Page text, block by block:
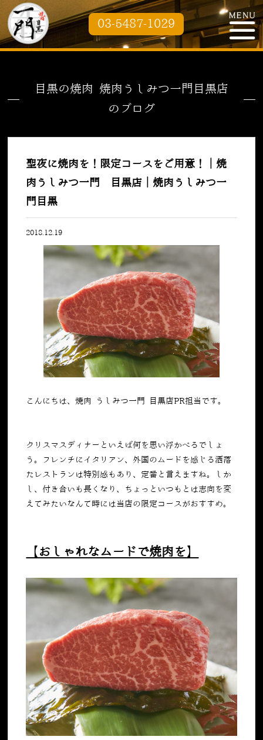
03-5487-1029
目黒の焼肉 焼肉うしみつ一門目黒店
のブログ
聖夜に焼肉を！限定コースをご用意！｜焼
肉うしみつ一門 目黒店｜焼肉うしみつ一
門目黒
2018.12.19
こんにちは、焼肉 うしみつ一門 目黒店PR担当です。
クリスマスディナーといえば何を思い浮かべるでしょ
う。フレンチにイタリアン、外国のムードを感じる洒落
たレストランは特別感もあり、定番と言えますね。しか
し、付き合いも長くなり、ちょっといつもとは志向を変
えてみたいなんて時には当店の限定コースがおすすめ。
【おしゃれなムードで焼肉を】